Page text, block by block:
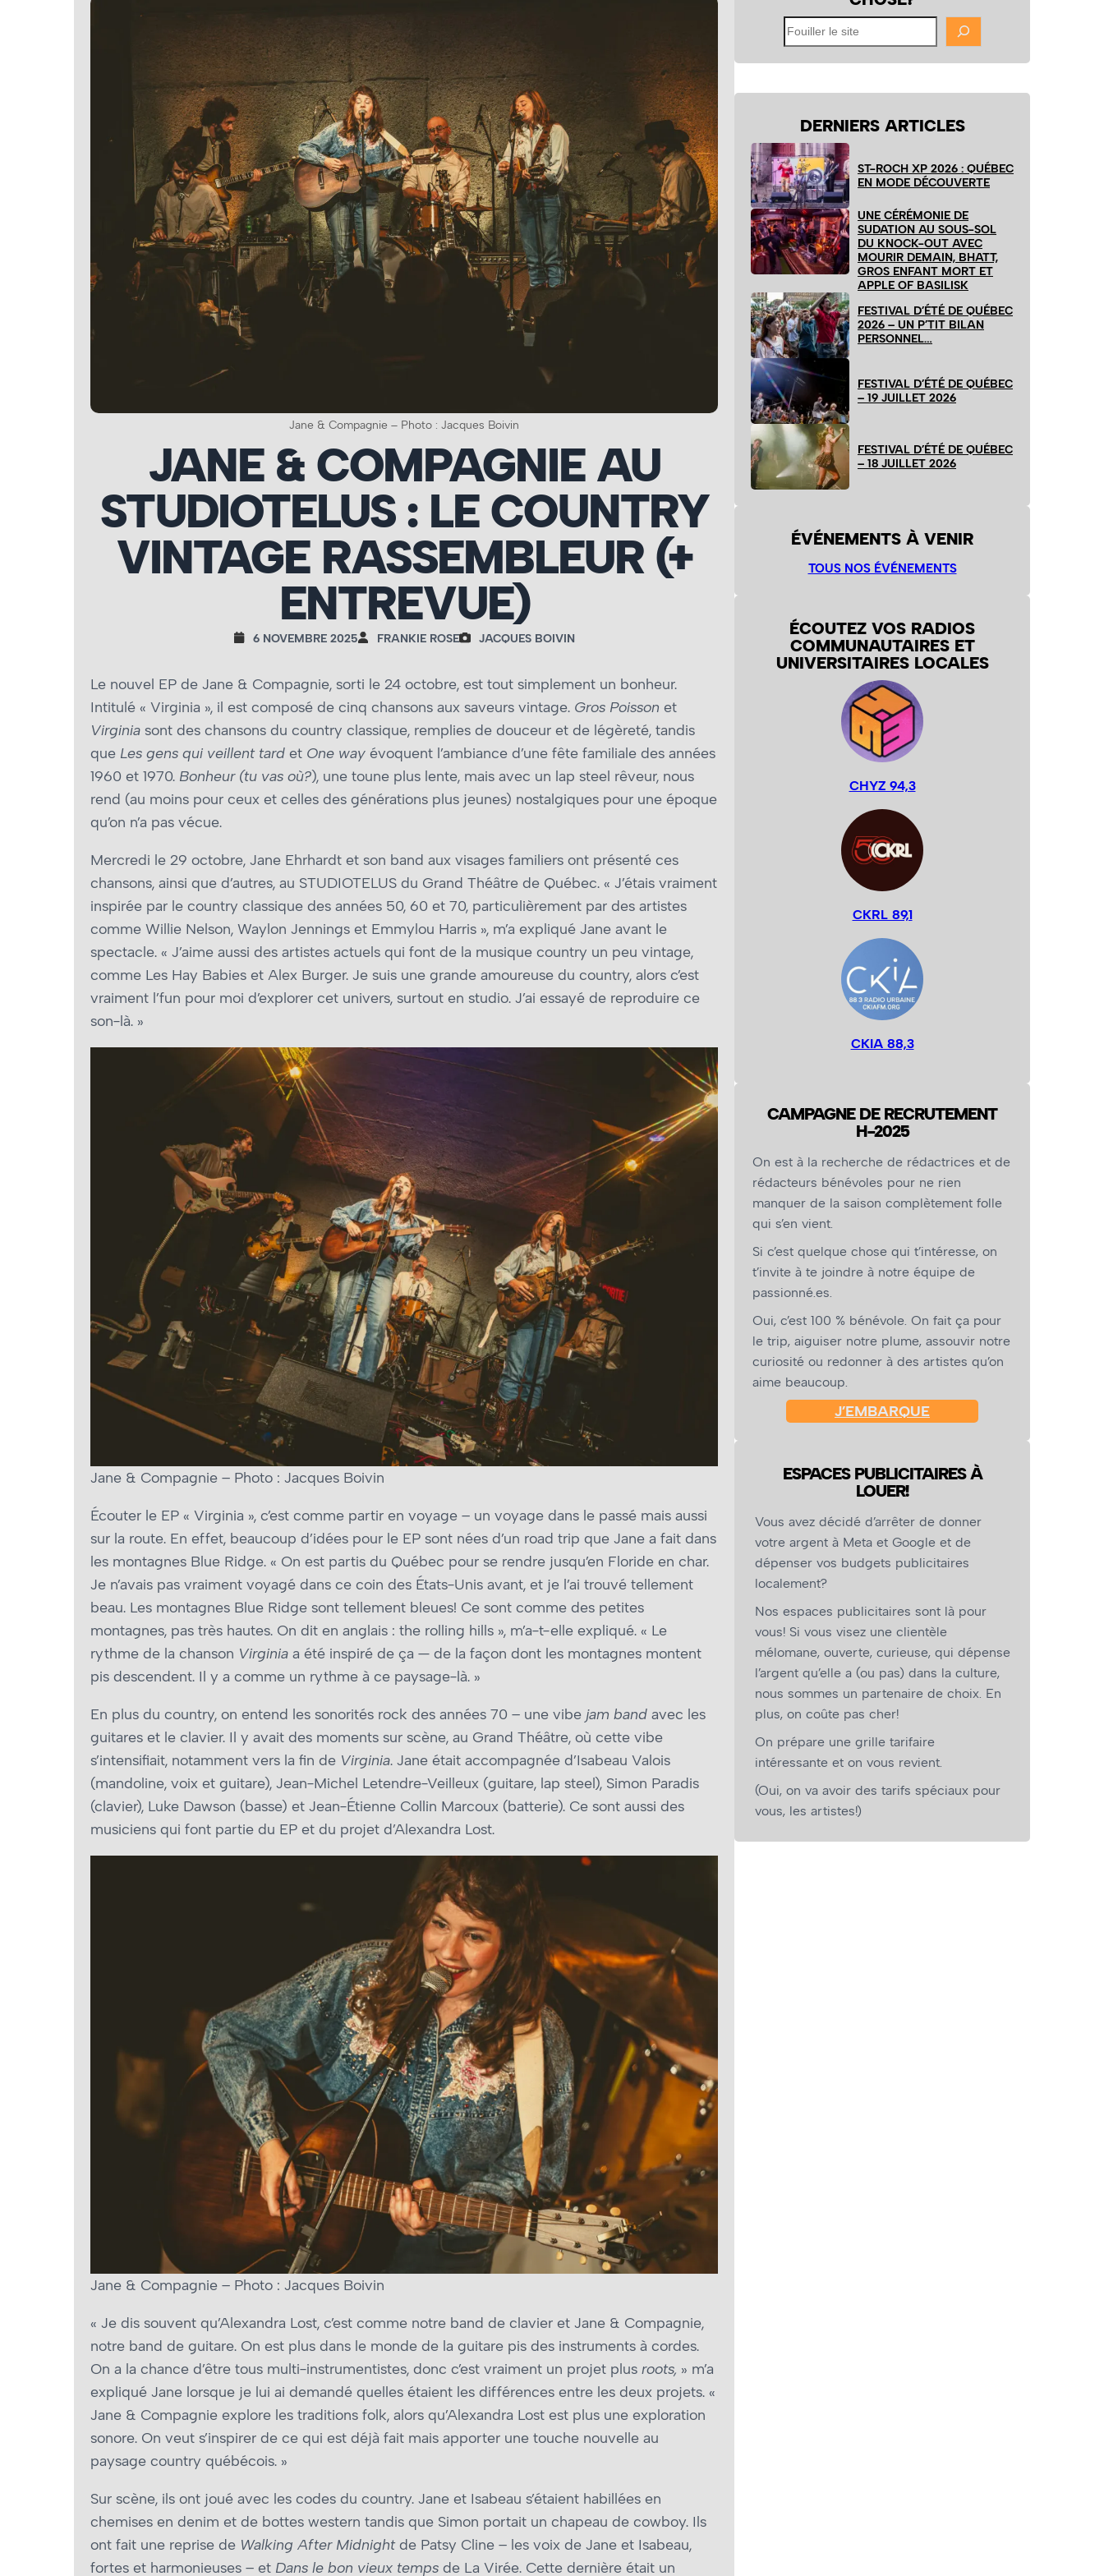
Jane & Compagnie – Photo : Jacques Boivin
JANE & COMPAGNIE AU
STUDIOTELUS : LE COUNTRY
VINTAGE RASSEMBLEUR (+
ENTREVUE)
6 NOVEMBRE 2025 FRANKIE ROSE JACQUES BOIVIN
Le nouvel EP de Jane & Compagnie, sorti le 24 octobre, est tout simplement un bonheur.
Intitulé « Virginia », il est composé de cinq chansons aux saveurs vintage. Gros Poisson et
Virginia sont des chansons du country classique, remplies de douceur et de légèreté, tandis
que Les gens qui veillent tard et One way évoquent l’ambiance d’une fête familiale des années
1960 et 1970. Bonheur (tu vas où?), une toune plus lente, mais avec un lap steel rêveur, nous
rend (au moins pour ceux et celles des générations plus jeunes) nostalgiques pour une époque
qu’on n’a pas vécue.
Mercredi le 29 octobre, Jane Ehrhardt et son band aux visages familiers ont présenté ces
chansons, ainsi que d’autres, au STUDIOTELUS du Grand Théâtre de Québec. « J’étais vraiment
inspirée par le country classique des années 50, 60 et 70, particulièrement par des artistes
comme Willie Nelson, Waylon Jennings et Emmylou Harris », m’a expliqué Jane avant le
spectacle. « J’aime aussi des artistes actuels qui font de la musique country un peu vintage,
comme Les Hay Babies et Alex Burger. Je suis une grande amoureuse du country, alors c’est
vraiment l’fun pour moi d’explorer cet univers, surtout en studio. J’ai essayé de reproduire ce
son-là. »
Jane & Compagnie – Photo : Jacques Boivin
Écouter le EP « Virginia », c’est comme partir en voyage – un voyage dans le passé mais aussi
sur la route. En effet, beaucoup d’idées pour le EP sont nées d’un road trip que Jane a fait dans
les montagnes Blue Ridge. « On est partis du Québec pour se rendre jusqu’en Floride en char.
Je n’avais pas vraiment voyagé dans ce coin des États-Unis avant, et je l’ai trouvé tellement
beau. Les montagnes Blue Ridge sont tellement bleues! Ce sont comme des petites
montagnes, pas très hautes. On dit en anglais : the rolling hills », m’a-t-elle expliqué. « Le
rythme de la chanson Virginia a été inspiré de ça — de la façon dont les montagnes montent
pis descendent. Il y a comme un rythme à ce paysage-là. »
En plus du country, on entend les sonorités rock des années 70 – une vibe jam band avec les
guitares et le clavier. Il y avait des moments sur scène, au Grand Théâtre, où cette vibe
s’intensifiait, notamment vers la fin de Virginia. Jane était accompagnée d’Isabeau Valois
(mandoline, voix et guitare), Jean-Michel Letendre-Veilleux (guitare, lap steel), Simon Paradis
(clavier), Luke Dawson (basse) et Jean-Étienne Collin Marcoux (batterie). Ce sont aussi des
musiciens qui font partie du EP et du projet d’Alexandra Lost.
Jane & Compagnie – Photo : Jacques Boivin
« Je dis souvent qu’Alexandra Lost, c’est comme notre band de clavier et Jane & Compagnie,
notre band de guitare. On est plus dans le monde de la guitare pis des instruments à cordes.
On a la chance d’être tous multi-instrumentistes, donc c’est vraiment un projet plus roots, » m’a
expliqué Jane lorsque je lui ai demandé quelles étaient les différences entre les deux projets. «
Jane & Compagnie explore les traditions folk, alors qu’Alexandra Lost est plus une exploration
sonore. On veut s’inspirer de ce qui est déjà fait mais apporter une touche nouvelle au
paysage country québécois. »
Sur scène, ils ont joué avec les codes du country. Jane et Isabeau s’étaient habillées en
chemises en denim et de bottes western tandis que Simon portait un chapeau de cowboy. Ils
ont fait une reprise de Walking After Midnightde Patsy Cline – les voix de Jane et Isabeau,
fortes et harmonieuses – et Dans le bon vieux temps de La Virée. Cette dernière était un
Fouiller
le
site
DERNIERS ARTICLES
ST-ROCH XP 2026 : QUÉBEC
EN MODE DÉCOUVERTE
UNE CÉRÉMONIE DE
SUDATION AU SOUS-SOL
DU KNOCK-OUT AVEC
MOURIR DEMAIN, BHATT,
GROS ENFANT MORT ET
APPLE OF BASILISK
FESTIVAL D’ÉTÉ DE QUÉBEC
2026 – UN P’TIT BILAN
PERSONNEL…
FESTIVAL D’ÉTÉ DE QUÉBEC
– 19 JUILLET 2026
FESTIVAL D’ÉTÉ DE QUÉBEC
– 18 JUILLET 2026
ÉVÉNEMENTS À VENIR
TOUS NOS ÉVÉNEMENTS
ÉCOUTEZ VOS RADIOS
COMMUNAUTAIRES ET
UNIVERSITAIRES LOCALES
CHYZ 94,3
CKRL 89,1
CKIA 88,3
CAMPAGNE DE RECRUTEMENT
H-2025
On est à la recherche de rédactrices et de
rédacteurs bénévoles pour ne rien
manquer de la saison complètement folle
qui s’en vient.
Si c’est quelque chose qui t’intéresse, on
t’invite à te joindre à notre équipe de
passionné.es.
Oui, c’est 100 % bénévole. On fait ça pour
le trip, aiguiser notre plume, assouvir notre
curiosité ou redonner à des artistes qu’on
aime beaucoup.
J’EMBARQUE
ESPACES PUBLICITAIRES À
LOUER!
Vous avez décidé d’arrêter de donner
votre argent à Meta et Google et de
dépenser vos budgets publicitaires
localement?
Nos espaces publicitaires sont là pour
vous! Si vous visez une clientèle
mélomane, ouverte, curieuse, qui dépense
l’argent qu’elle a (ou pas) dans la culture,
nous sommes un partenaire de choix. En
plus, on coûte pas cher!
On prépare une grille tarifaire
intéressante et on vous revient.
(Oui, on va avoir des tarifs spéciaux pour
vous, les artistes!)